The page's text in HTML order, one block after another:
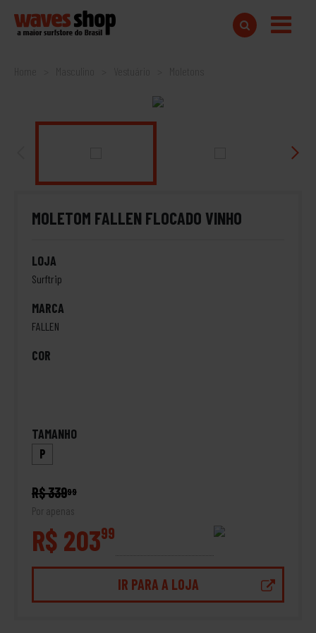
Home
MOLETOM FALLEN FLOCADO VINHO
LOJA
Surftrip
MARCA
FALLEN
COR
TAMANHO
P
R$ 33999
Por apenas
R$ 20399
IR PARA A LOJA